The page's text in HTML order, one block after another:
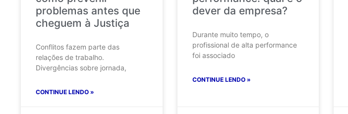
problemas antes que
cheguem à Justiça
Conflitos fazem parte das
relações de trabalho.
Divergências sobre jornada,
CONTINUE LENDO »
dever da empresa?
Durante muito tempo, o
profissional de alta performance
foi associado
CONTINUE LENDO »